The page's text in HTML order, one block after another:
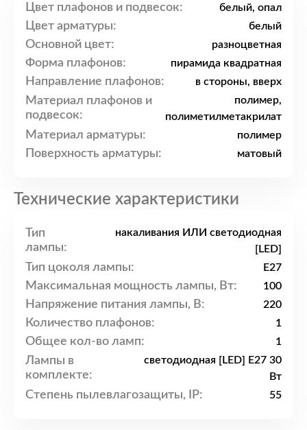
Цвет плафонов и подвесок: белый, опал
Цвет арматуры: белый
Основной цвет: разноцветная
Форма плафонов: пирамида квадратная
Направление плафонов: в стороны, вверх
Материал плафонов и
подвесок:
полимер,
полиметилметакрилат
Материал арматуры: полимер
Поверхность арматуры: матовый
Технические характеристики
Тип
лампы:
накаливания ИЛИ светодиодная
[LED]
Тип цоколя лампы: E27
Максимальная мощность лампы, Вт: 100
Напряжение питания лампы, В: 220
Количество плафонов: 1
Общее кол-во ламп: 1
Лампы в
комплекте:
светодиодная [LED] E27 30
Вт
Степень пылевлагозащиты, IP: 55